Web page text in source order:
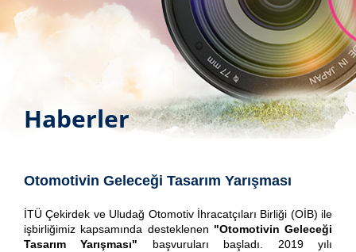
Haberler
Otomotivin Geleceği Tasarım Yarışması
İTÜ Çekirdek ve Uludağ Otomotiv İhracatçıları Birliği (OİB) ile
işbirliğimiz kapsamında desteklenen "Otomotivin Geleceği
Tasarım Yarışması" başvuruları başladı. 2019 yılı